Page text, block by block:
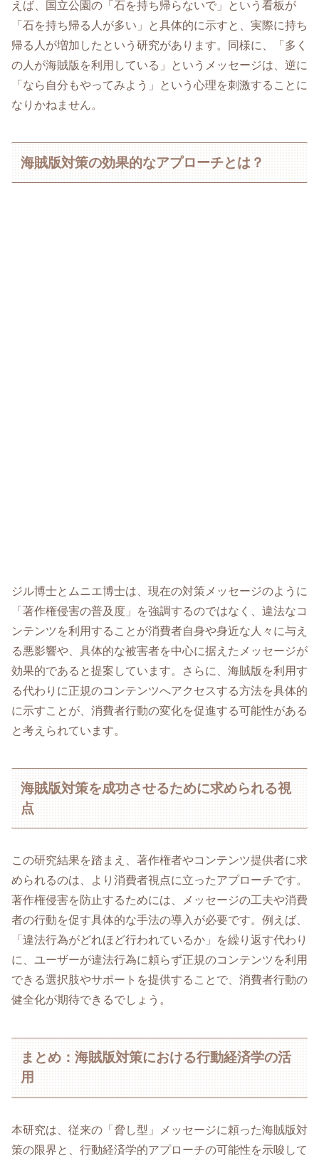
えば、国立公園の「石を持ち帰らないで」という看板が
「石を持ち帰る人が多い」と具体的に示すと、実際に持ち
帰る人が増加したという研究があります。同様に、「多く
の人が海賊版を利用している」というメッセージは、逆に
「なら自分もやってみよう」という心理を刺激することに
なりかねません。
海賊版対策の効果的なアプローチとは？
ジル博士とムニエ博士は、現在の対策メッセージのように
「著作権侵害の普及度」を強調するのではなく、違法なコ
ンテンツを利用することが消費者自身や身近な人々に与え
る悪影響や、具体的な被害者を中心に据えたメッセージが
効果的であると提案しています。さらに、海賊版を利用す
る代わりに正規のコンテンツへアクセスする方法を具体的
に示すことが、消費者行動の変化を促進する可能性がある
と考えられています。
海賊版対策を成功させるために求められる視
点
この研究結果を踏まえ、著作権者やコンテンツ提供者に求
められるのは、より消費者視点に立ったアプローチです。
著作権侵害を防止するためには、メッセージの工夫や消費
者の行動を促す具体的な手法の導入が必要です。例えば、
「違法行為がどれほど行われているか」を繰り返す代わり
に、ユーザーが違法行為に頼らず正規のコンテンツを利用
できる選択肢やサポートを提供することで、消費者行動の
健全化が期待できるでしょう。
まとめ：海賊版対策における行動経済学の活
用
本研究は、従来の「脅し型」メッセージに頼った海賊版対
策の限界と、行動経済学的アプローチの可能性を示唆して